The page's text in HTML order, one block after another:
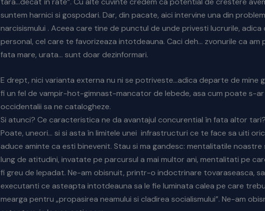
suntem harnici si gospodari. Dar, din pacate, aici intervine una din
narcisismului . Aceea care tine de punctul de unde privesti lucrurile, adica
personal, cel care te favorizeaza intotdeauna. Caci deh… zvonurile ca am
fata mare, urata… sunt doar dezinformari.
E drept, nici varianta externa nu ni se potriveste…adica departe de mine
fi un fel de vampir-hot-gimnast-mancator de lebede, asa cum poate s-
occidentalii sa ne catalogheze.
Si atunci? Ce caracteristica ne da avantajul concurential în fata altor
Poate, uneori… si si asta în limitele unei infrastructuri ce te face sa uiti
aduce aminte ca esti binevenit. Stau si ma gandesc: mentalitatile noastre
lung de atitudini, invatate pe parcursul a mai multor ani, mentalitati pe
fi greu de lepadat. Ne-am obisnuit, printr-o indoctrinare tovaraseasca, sa
executanti ce asteapta intotdeauna sa le fie luminata calea pe care
mearga pentru „propasirea neamului si cladirea socialismului”. Ne-am